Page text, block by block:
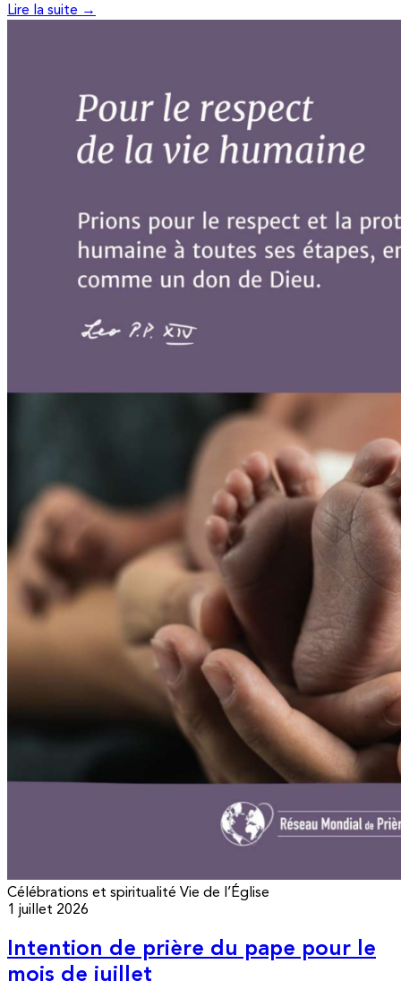
Lire la suite →
Célébrations et spiritualité Vie de l’Église
1 juillet 2026
Intention de prière du pape pour le
mois de juillet